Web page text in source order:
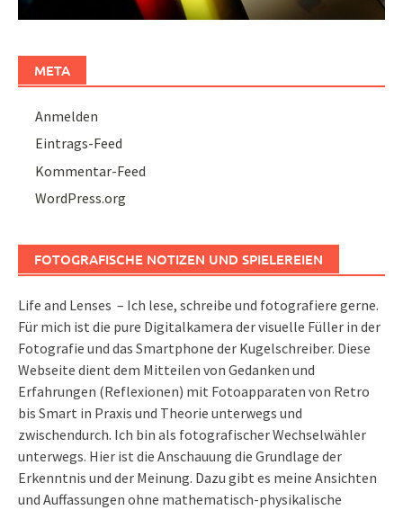
META
Anmelden
Eintrags-Feed
Kommentar-Feed
WordPress.org
FOTOGRAFISCHE NOTIZEN UND SPIELEREIEN
Life and Lenses – Ich lese, schreibe und fotografiere gerne.
Für mich ist die pure Digitalkamera der visuelle Füller in der
Fotografie und das Smartphone der Kugelschreiber. Diese
Webseite dient dem Mitteilen von Gedanken und
Erfahrungen (Reflexionen) mit Fotoapparaten von Retro
bis Smart in Praxis und Theorie unterwegs und
zwischendurch. Ich bin als fotografischer Wechselwähler
unterwegs. Hier ist die Anschauung die Grundlage der
Erkenntnis und der Meinung. Dazu gibt es meine Ansichten
und Auffassungen ohne mathematisch-physikalische